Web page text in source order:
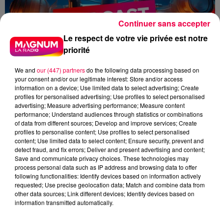
Zoé Thomas flash info
Zoé Thomas
Le flash de 19h
0:00 4 min 48 sec
Le respect de votre vie privée est notre
priorité
We and our (447) partnersdo the following data processing based on
your consent and/or our legitimate interest: Store and/or access
information on a device; Use limited data to select advertising; Create
profiles for personalised advertising; Use profiles to select personalised
advertising; Measure advertising performance; Measure content
performance; Understand audiences through statistics or combinations
of data from different sources; Develop and improve services; Create
profiles to personalise content; Use profiles to select personalised
content; Use limited data to select content; Ensure security, prevent and
detect fraud, and fix errors; Deliver and present advertising and content;
Save and communicate privacy choices. These technologies may
process personal data such as IP address and browsing data to offer
following functionalities: Identify devices based on information actively
requested; Use precise geolocation data; Match and combine data from
other data sources; Link different devices; Identify devices based on
information transmitted automatically.
Continuer sans accepter